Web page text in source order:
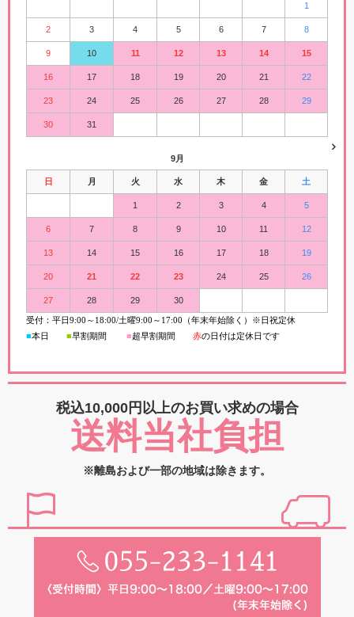
1
2 3 4 5 6 7 8
9 10 11 12 13 14 15
16 17 18 19 20 21 22
23 24 25 26 27 28 29
30 31
9月
日 月 火 水 木 金 土
1 2 3 4 5
6 7 8 9 10 11 12
13 14 15 16 17 18 19
20 21 22 23 24 25 26
27 28 29 30
受付：平日9:00 ～ 18:00/土曜9:00 ～ 17:00（年末年始除く）※日祝定休
■本日 ■早割期間 ■超早割期間 赤の日付は定休日です
税込10,000円以上のお買い求めの場合
送料当社負担
※離島および一部の地域は除きます。